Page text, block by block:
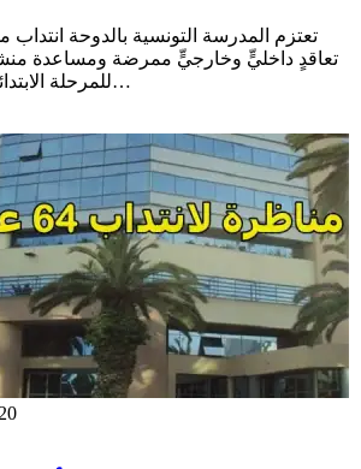
تعتزم المدرسة التونسية بالدوحة
للمرحلة الابتدائية، ومعلم تربية…